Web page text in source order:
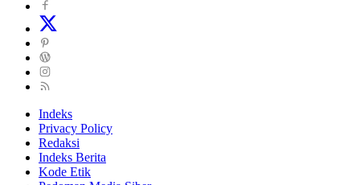
Indeks
Privacy Policy
Redaksi
Indeks Berita
Kode Etik